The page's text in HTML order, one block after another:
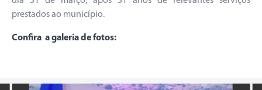
prestados ao município.
Confira a galeria de fotos: